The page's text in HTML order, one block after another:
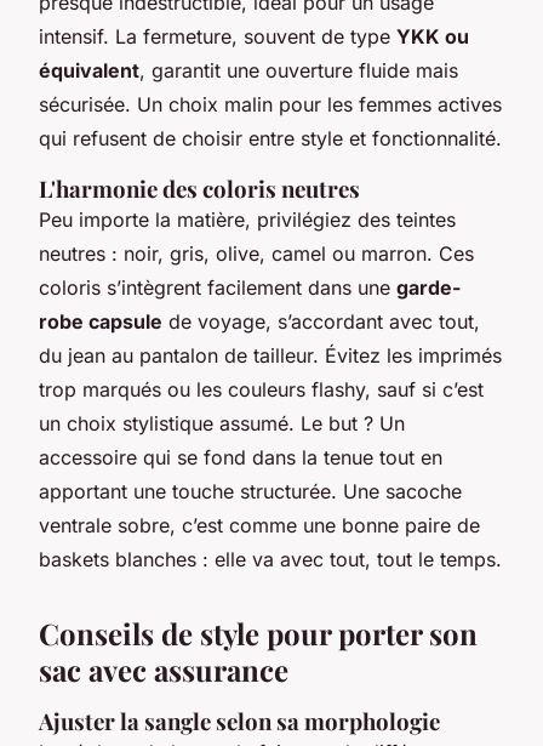
intensif. La fermeture, souvent de type YKK ou
équivalent, garantit une ouverture fluide mais
sécurisée. Un choix malin pour les femmes actives
qui refusent de choisir entre style et fonctionnalité.
L'harmonie des coloris neutres
Peu importe la matière, privilégiez des teintes
neutres : noir, gris, olive, camel ou marron. Ces
coloris s’intègrent facilement dans une garde-
robe capsule de voyage, s’accordant avec tout,
du jean au pantalon de tailleur. Évitez les imprimés
trop marqués ou les couleurs flashy, sauf si c’est
un choix stylistique assumé. Le but ? Un
accessoire qui se fond dans la tenue tout en
apportant une touche structurée. Une sacoche
ventrale sobre, c’est comme une bonne paire de
baskets blanches : elle va avec tout, tout le temps.
Conseils de style pour porter son
sac avec assurance
Ajuster la sangle selon sa morphologie